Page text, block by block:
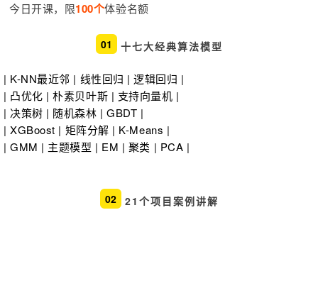
今日开课，限100个体验名额
01 十七大经典算法模型
| K-NN最近邻 | 线性回归 | 逻辑回归 |
| 凸优化 | 朴素贝叶斯 | 支持向量机 |
| 决策树 | 随机森林 | GBDT |
| XGBoost | 矩阵分解 | K-Means |
| GMM | 主题模型 | EM | 聚类 | PCA |
02 21个项目案例讲解